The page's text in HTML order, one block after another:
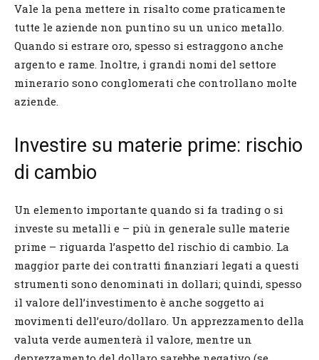
Vale la pena mettere in risalto come praticamente
tutte le aziende non puntino su un unico metallo.
Quando si estrare oro, spesso si estraggono anche
argento e rame. Inoltre, i grandi nomi del settore
minerario sono conglomerati che controllano molte
aziende.
Investire su materie prime: rischio
di cambio
Un elemento importante quando si fa trading o si
investe su metalli e – più in generale sulle materie
prime – riguarda l’aspetto del rischio di cambio. La
maggior parte dei contratti finanziari legati a questi
strumenti sono denominati in dollari; quindi, spesso
il valore dell’investimento è anche soggetto ai
movimenti dell’euro/dollaro. Un apprezzamento della
valuta verde aumenterà il valore, mentre un